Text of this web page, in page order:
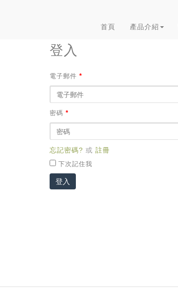
首頁 產品介紹
登入
電子郵件 *
密碼 *
忘記密碼? 或 註冊
下次記住我
登入